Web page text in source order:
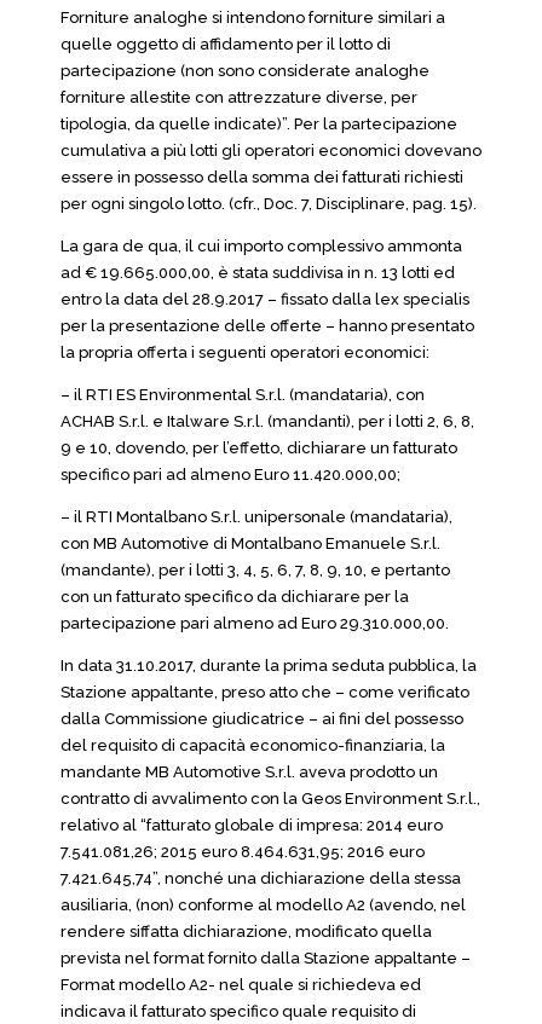
Forniture analoghe si intendono forniture similari a
quelle oggetto di affidamento per il lotto di
partecipazione (non sono considerate analoghe
forniture allestite con attrezzature diverse, per
tipologia, da quelle indicate)”. Per la partecipazione
cumulativa a più lotti gli operatori economici dovevano
essere in possesso della somma dei fatturati richiesti
per ogni singolo lotto. (cfr., Doc. 7, Disciplinare, pag. 15).
La gara de qua, il cui importo complessivo ammonta
ad € 19.665.000,00, è stata suddivisa in n. 13 lotti ed
entro la data del 28.9.2017 – fissato dalla lex specialis
per la presentazione delle offerte – hanno presentato
la propria offerta i seguenti operatori economici:
– il RTI ES Environmental S.r.l. (mandataria), con
ACHAB S.r.l. e Italware S.r.l. (mandanti), per i lotti 2, 6, 8,
9 e 10, dovendo, per l’effetto, dichiarare un fatturato
specifico pari ad almeno Euro 11.420.000,00;
– il RTI Montalbano S.r.l. unipersonale (mandataria),
con MB Automotive di Montalbano Emanuele S.r.l.
(mandante), per i lotti 3, 4, 5, 6, 7, 8, 9, 10, e pertanto
con un fatturato specifico da dichiarare per la
partecipazione pari almeno ad Euro 29.310.000,00.
In data 31.10.2017, durante la prima seduta pubblica, la
Stazione appaltante, preso atto che – come verificato
dalla Commissione giudicatrice – ai fini del possesso
del requisito di capacità economico-finanziaria, la
mandante MB Automotive S.r.l. aveva prodotto un
contratto di avvalimento con la Geos Environment S.r.l.,
relativo al “fatturato globale di impresa: 2014 euro
7.541.081,26; 2015 euro 8.464.631,95; 2016 euro
7.421.645,74”, nonché una dichiarazione della stessa
ausiliaria, (non) conforme al modello A2 (avendo, nel
rendere siffatta dichiarazione, modificato quella
prevista nel format fornito dalla Stazione appaltante –
Format modello A2- nel quale si richiedeva ed
indicava il fatturato specifico quale requisito di